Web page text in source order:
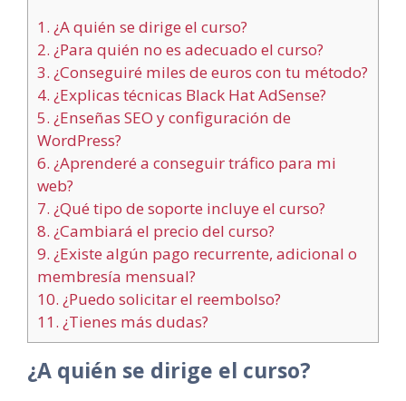
1. ¿A quién se dirige el curso?
2. ¿Para quién no es adecuado el curso?
3. ¿Conseguiré miles de euros con tu método?
4. ¿Explicas técnicas Black Hat AdSense?
5. ¿Enseñas SEO y configuración de
WordPress?
6. ¿Aprenderé a conseguir tráfico para mi
web?
7. ¿Qué tipo de soporte incluye el curso?
8. ¿Cambiará el precio del curso?
9. ¿Existe algún pago recurrente, adicional o
membresía mensual?
10. ¿Puedo solicitar el reembolso?
11. ¿Tienes más dudas?
¿A quién se dirige el curso?